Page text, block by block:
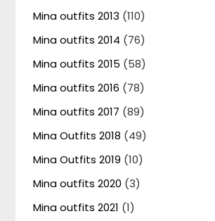
Mina outfits 2013 (110)
Mina outfits 2014 (76)
Mina outfits 2015 (58)
Mina outfits 2016 (78)
Mina outfits 2017 (89)
Mina Outfits 2018 (49)
Mina Outfits 2019 (10)
Mina outfits 2020 (3)
Mina outfits 2021 (1)